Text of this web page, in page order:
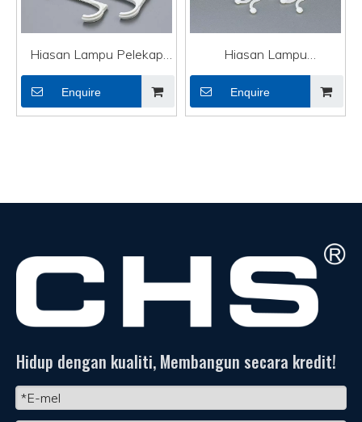
Hiasan Lampu Pelekap
Pengikat Kabel Berkualiti
Tinggi yang Boleh
Enquire
Hiasan Lampu
Pemasangan Pengikat
Kabel OEM yang
Enquire
Hidup dengan kualiti, Membangun secara kredit!